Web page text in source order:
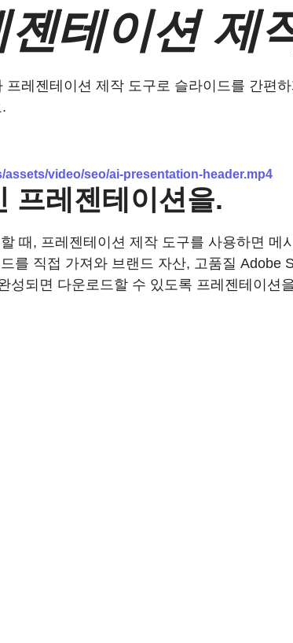
젠테이션 제
레젠테이션 제작 도구로 슬라이드를 간편
video/seo/ai-presentation-header.mp4
프레젠테이션을.
때, 프레젠테이션 제작 도구를 사용하면
를 직접 가져와 브랜드 자산, 고품질
되면 다운로드할 수 있도록 프레젠테이